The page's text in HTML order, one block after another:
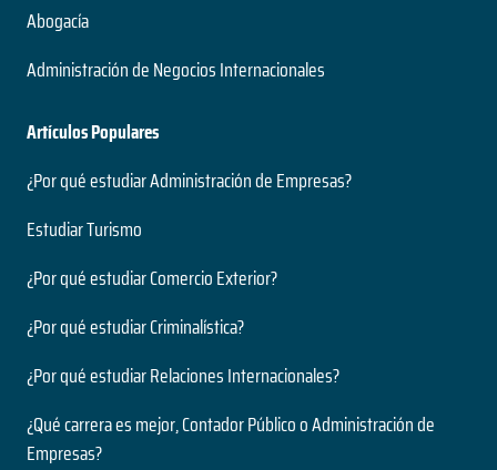
Abogacía
Administración de Negocios Internacionales
Artículos Populares
¿Por qué estudiar Administración de Empresas?
Estudiar Turismo
¿Por qué estudiar Comercio Exterior?
¿Por qué estudiar Criminalística?
¿Por qué estudiar Relaciones Internacionales?
¿Qué carrera es mejor, Contador Público o Administración de
Empresas?